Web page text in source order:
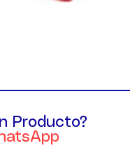
Producto?